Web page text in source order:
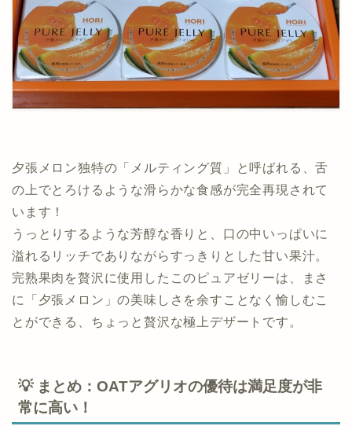
夕張メロン独特の「メルティング質」と呼ばれる、舌
の上でとろけるような滑らかな食感が完全再現されて
います！
うっとりするような芳醇な香りと、口の中いっぱいに
溢れるリッチでありながらすっきりとした甘い果汁。
完熟果肉を贅沢に使用したこのピュアゼリーは、まさ
に「夕張メロン」の美味しさを余すことなく愉しむこ
とができる、ちょっと贅沢な極上デザートです。
💡 まとめ：OATアグリオの優待は満足度が非
常に高い！